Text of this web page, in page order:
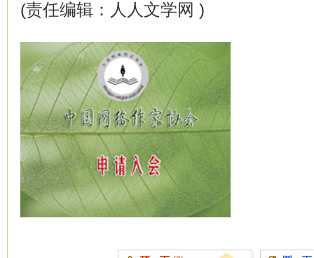
(责任编辑：人人文学网 )